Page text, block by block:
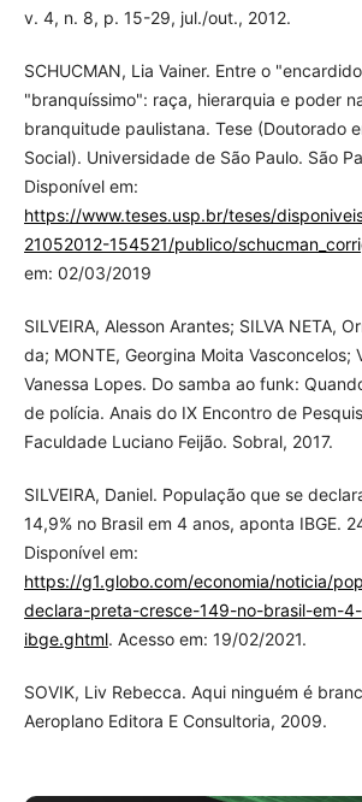
v. 4, n. 8, p. 15-29, jul./out., 2012.
SCHUCMAN, Lia Vainer. Entre o
"branquíssimo": raça, hierarquia e poder
branquitude paulistana. Tese (Doutorado
Social). Universidade de São Paulo. São
Disponível em:
https://www.teses.usp.br/teses/
21052012-154521/publico/
em: 02/03/2019
SILVEIRA, Alesson Arantes; SILVA NETA,
da; MONTE, Georgina Moita Vasconcelos;
Vanessa Lopes. Do samba ao funk:
de polícia. Anais do IX Encontro de
Faculdade Luciano Feijão. Sobral, 2017.
SILVEIRA, Daniel. População que se
14,9% no Brasil em 4 anos, aponta IBGE.
Disponível em:
https://g1.globo.com/economia/noticia/
declara-preta-cresce-149-no-brasil-em-
ibge.ghtml. Acesso em: 19/02/2021.
SOVIK, Liv Rebecca. Aqui ninguém é
Aeroplano Editora E Consultoria, 2009.